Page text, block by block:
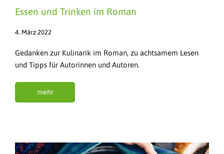
Essen und Trinken im Roman
4. März 2022
Gedanken zur Kulinarik im Roman, zu achtsamem Lesen
und Tipps für Autorinnen und Autoren.
mehr